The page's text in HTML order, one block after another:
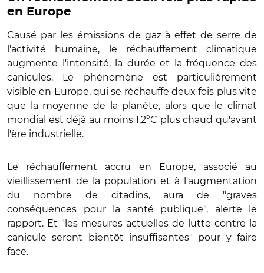
en Europe
Causé par les émissions de gaz à effet de serre de
l'activité humaine, le réchauffement climatique
augmente l'intensité, la durée et la fréquence des
canicules. Le phénomène est particulièrement
visible en Europe, qui se réchauffe deux fois plus vite
que la moyenne de la planète, alors que le climat
mondial est déjà au moins 1,2°C plus chaud qu'avant
l'ère industrielle.
Le réchauffement accru en Europe, associé au
vieillissement de la population et à l'augmentation
du nombre de citadins, aura de "graves
conséquences pour la santé publique", alerte le
rapport. Et "les mesures actuelles de lutte contre la
canicule seront bientôt insuffisantes" pour y faire
face.